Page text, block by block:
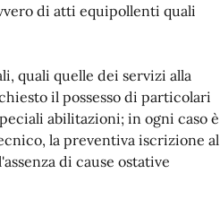
di atti equipollenti quali
quali quelle dei servizi alla
il possesso di particolari
abilitazioni; in ogni caso è
la preventiva iscrizione al
di cause ostative